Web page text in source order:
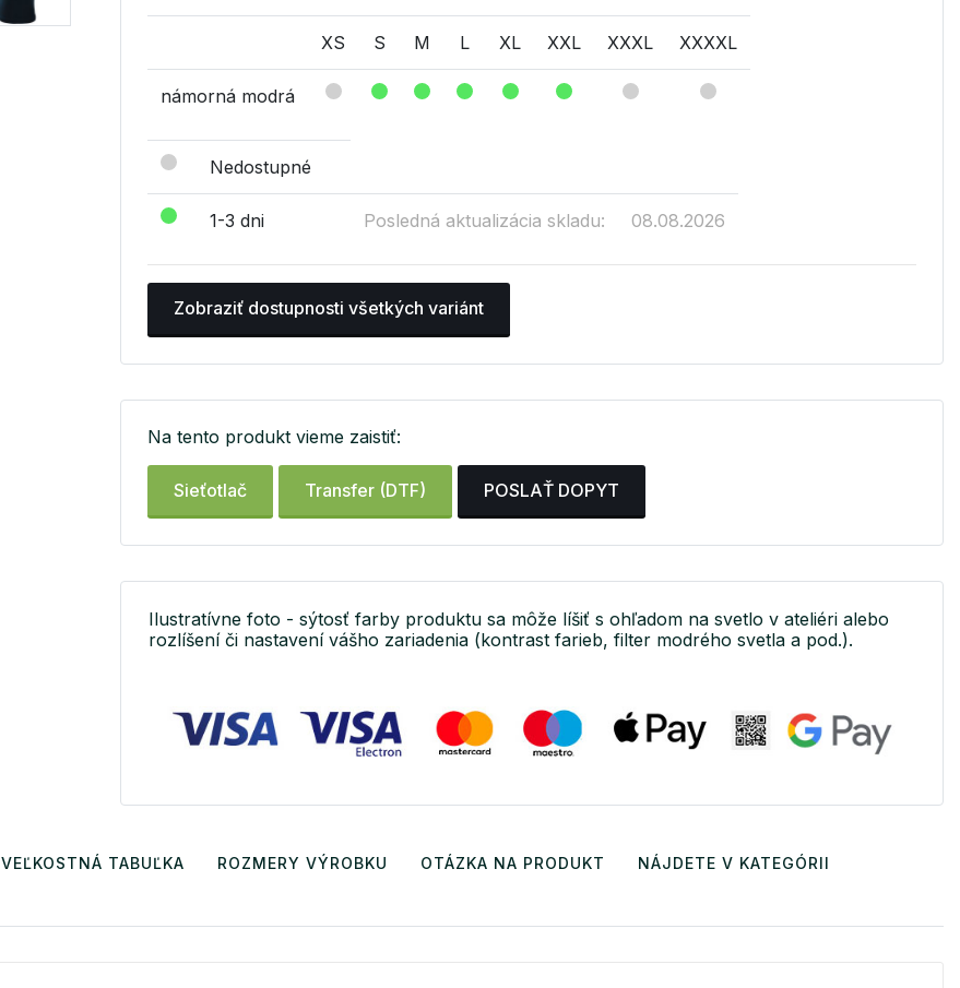
XS S M L XL XXL XXXL XXXXL
námorná modrá
Nedostupné
1-3 dni Posledná aktualizácia skladu: 08.08.2026
Zobraziť dostupnosti všetkých variánt
Na tento produkt vieme zaistiť:
Sieťotlač Transfer (DTF) POSLAŤ DOPYT
Ilustratívne foto - sýtosť farby produktu sa môže líšiť s ohľadom na svetlo v ateliéri alebo
rozlíšení či nastavení vášho zariadenia (kontrast farieb, filter modrého svetla a pod.).
VEĽKOSTNÁ TABUĽKA ROZMERY VÝROBKU OTÁZKA NA PRODUKT
NÁJDETE V KATEGÓRII